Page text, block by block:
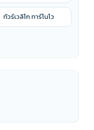
ทัวร์เวลิโก ทาร์โนโว